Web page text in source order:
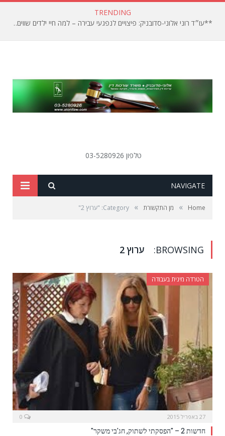
TRENDING
**עו״ד רוני אלוני-סדובניק: פיצויים לנפגעי עבירה – למה חיי ילדים שווים פחות?**
טלפון 03-5280926
NAVIGATE
SEARCH
Home
» מן התקשורת » Category: "ערוץ 2"
BROWSING: ערוץ 2
הטרדה מינית בעבודה
27 באפריל 2015
חדשות 2 – "הפסקתי לשתוק, חג'בי משקר"